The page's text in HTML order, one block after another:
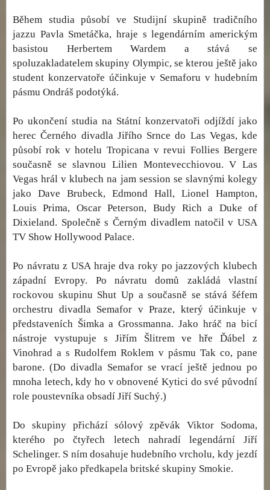
Během studia působí ve Studijní skupině tradičního
jazzu Pavla Smetáčka, hraje s legendárním americkým
basistou Herbertem Wardem a stává se
spoluzakladatelem skupiny Olympic, se kterou ještě jako
student konzervatoře účinkuje v Semaforu v hudebním
pásmu Ondráš podotýká.
Po ukončení studia na Státní konzervatoři odjíždí jako
herec Černého divadla Jiřího Srnce do Las Vegas, kde
působí rok v hotelu Tropicana v revui Follies Bergere
současně se slavnou Lilien Montevecchiovou. V Las
Vegas hrál v klubech na jam session se slavnými kolegy
jako Dave Brubeck, Edmond Hall, Lionel Hampton,
Louis Prima, Oscar Peterson, Budy Rich a Duke of
Dixieland. Společně s Černým divadlem natočil v USA
TV Show Hollywood Palace.
Po návratu z USA hraje dva roky po jazzových klubech
západní Evropy. Po návratu domů zakládá vlastní
rockovou skupinu Shut Up a současně se stává šéfem
orchestru divadla Semafor v Praze, který účinkuje v
představeních Šimka a Grossmanna. Jako hráč na bicí
nástroje vystupuje s Jiřím Šlitrem ve hře Ďábel z
Vinohrad a s Rudolfem Roklem v pásmu Tak co, pane
barone. (Do divadla Semafor se vrací ještě jednou po
mnoha letech, kdy ho v obnovené Kytici do své původní
role poustevníka obsadí Jiří Suchý.)
Do skupiny přichází sólový zpěvák Viktor Sodoma,
kterého po čtyřech letech nahradí legendární Jiří
Schelinger. S ním dosahuje hudebního vrcholu, kdy jezdí
po Evropě jako předkapela britské skupiny Smokie.